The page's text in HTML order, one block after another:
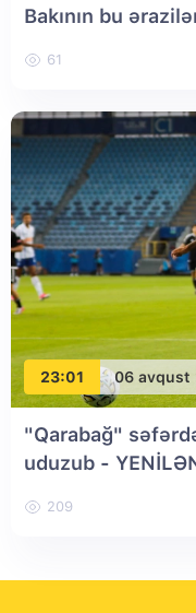
Bakının bu
61
23:01 06 avqust
"Qarabağ"
uduzub -
209